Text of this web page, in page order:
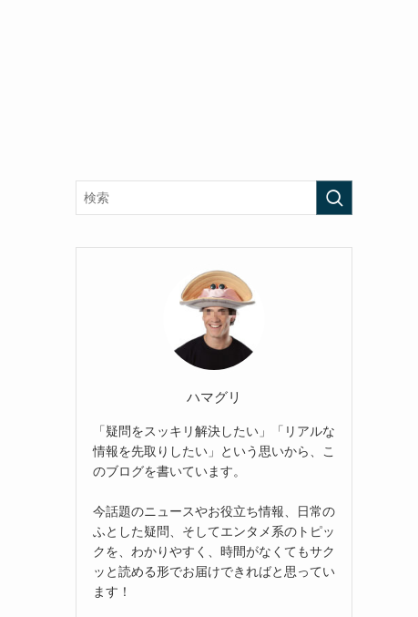
ハマグリ
「疑問をスッキリ解決したい」「リアルな
情報を先取りしたい」という思いから、こ
のブログを書いています。
今話題のニュースやお役立ち情報、日常の
ふとした疑問、そしてエンタメ系のトピッ
クを、わかりやすく、時間がなくてもサク
ッと読める形でお届けできればと思ってい
ます！